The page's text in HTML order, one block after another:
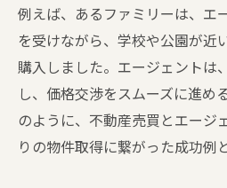
例えば、あるファミリーは、エ
を受けながら、学校や公園が近
購入しました。エージェントは
し、価格交渉をスムーズに進め
のように、不動産売買とエージ
りの物件取得に繋がった成功例